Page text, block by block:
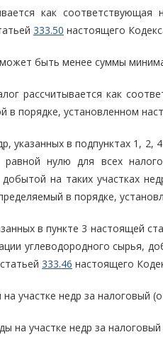
как
333.50 настоящего
быть менее суммы
рассчитывается как
в порядке, установленном
указанных в подпунктах 1, 2,
равной нулю для всех
на таких участках
в порядке,
в пункте 3 настоящей
углеводородного сырья,
333.46 настоящего
участке недр за налоговый
на участке недр за